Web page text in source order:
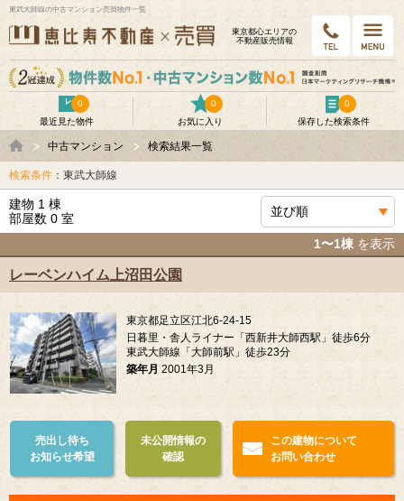
東武大師線の中古マンション売買物件一覧
東京都⼼エリアの
不動産販売情報
最近見た物件
0
お気に入り
0
保存した検索条件
0
中古マンション 検索結果一覧
検索条件 ：東武大師線
建物 1 棟
部屋数 0 室
1〜1棟 を表示
レーベンハイム上沼田公園
東京都足立区江北6-24-15
日暮里・舎人ライナー「西新井大師西駅」徒歩6分
東武大師線「大師前駅」徒歩23分
築年月 2001年3月
売出し待ち
お知らせ希望
未公開情報の
確認
この建物について
お問い合わせ